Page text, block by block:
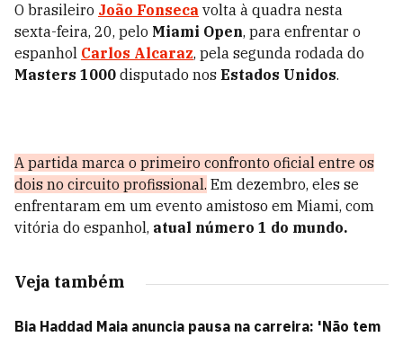
O brasileiro João Fonseca volta à quadra nesta
sexta-feira, 20, pelo Miami Open, para enfrentar o
espanhol Carlos Alcaraz, pela segunda rodada do
Masters 1000 disputado nos Estados Unidos.
A partida marca o primeiro confronto oficial entre os
dois no circuito profissional. Em dezembro, eles se
enfrentaram em um evento amistoso em Miami, com
vitória do espanhol, atual número 1 do mundo.
Veja também
Bia Haddad Maia anuncia pausa na carreira: 'Não tem